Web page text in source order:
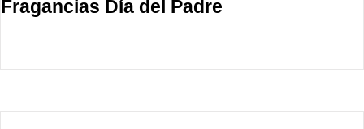
Fragancias Día del Padre